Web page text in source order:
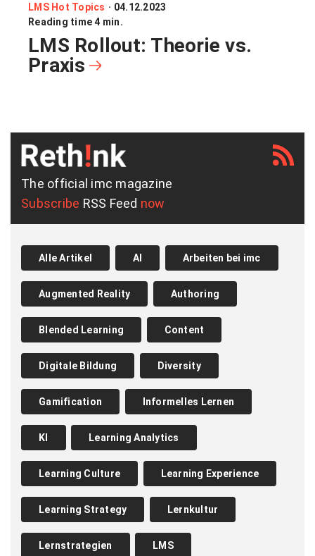
LMS Hot Topics · 04.12.2023
Reading time 4 min.
LMS Rollout: Theorie vs.
Praxis
The official imc magazine
Subscribe RSS Feed now
Alle Artikel AI Arbeiten bei imc
Augmented Reality Authoring
Blended Learning Content
Digitale Bildung Diversity
Gamification Informelles Lernen
KI Learning Analytics
Learning Culture Learning Experience
Learning Strategy Lernkultur
Lernstrategien LMS